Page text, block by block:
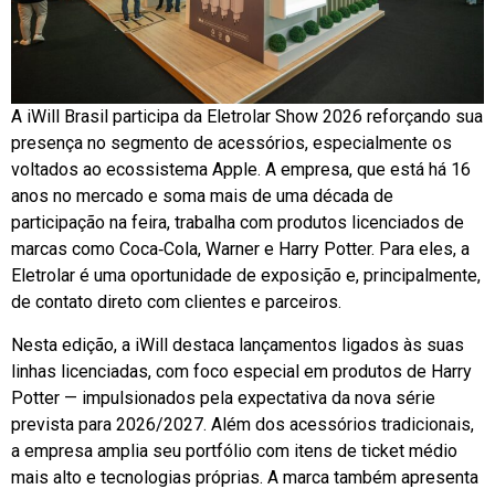
A iWill Brasil participa da Eletrolar Show 2026 reforçando sua
presença no segmento de acessórios, especialmente os
voltados ao ecossistema Apple. A empresa, que está há 16
anos no mercado e soma mais de uma década de
participação na feira, trabalha com produtos licenciados de
marcas como Coca‑Cola, Warner e Harry Potter. Para eles, a
Eletrolar é uma oportunidade de exposição e, principalmente,
de contato direto com clientes e parceiros.
Nesta edição, a iWill destaca lançamentos ligados às suas
linhas licenciadas, com foco especial em produtos de Harry
Potter — impulsionados pela expectativa da nova série
prevista para 2026/2027. Além dos acessórios tradicionais,
a empresa amplia seu portfólio com itens de ticket médio
mais alto e tecnologias próprias. A marca também apresenta